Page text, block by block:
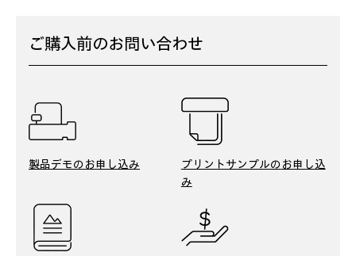
ご購入前のお問い合わせ
製品デモのお申し込み プリントサンプルのお申し込
み